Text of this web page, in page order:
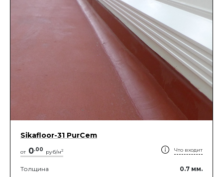
Sikafloor-31 PurCem
от 0.00 руб/м2 Что входит
Толщина 0.7 мм.